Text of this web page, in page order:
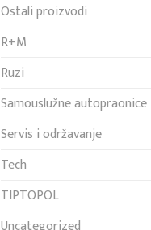
Ostali proizvodi
R+M
Ruzi
Samouslužne autopraonice
Servis i održavanje
Tech
TIPTOPOL